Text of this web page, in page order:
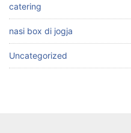
catering
nasi box di jogja
Uncategorized